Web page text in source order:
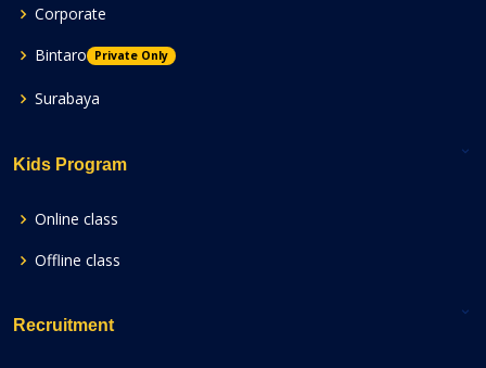
Corporate
Bintaro
Private Only
Surabaya
Kids Program
Online class
Offline class
Recruitment